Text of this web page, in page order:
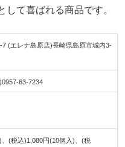
して喜ばれる商品です。
(エレナ島原店)長崎県島原市城内3-
63-7234
(税込)1,080円(10個入)、(税